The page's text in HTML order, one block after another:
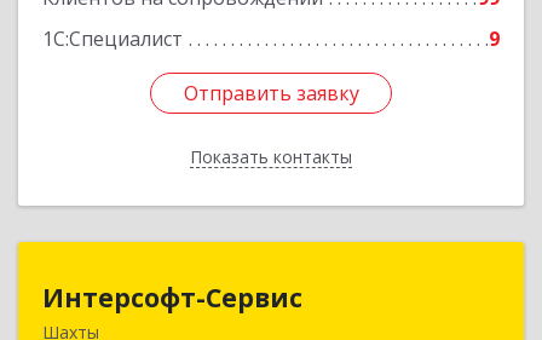
1С:Специалист
9
Отправить заявку
Показать контакты
Отправить заявку
Назад
Интерсофт-Сервис
Шахты